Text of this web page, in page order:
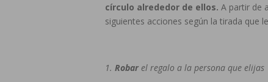
círculo alrededor de ellos. A partir de
siguientes acciones según la tirada que
1. Robarel regalo a la persona que elijas